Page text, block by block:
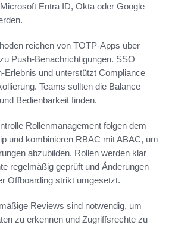
Entra ID, Okta oder Google
reichen von TOTP-Apps über
Push-Benachrichtigungen. SSO
Erlebnis und unterstützt Compliance
Teams sollten die Balance
Bedienbarkeit finden.
Rollenmanagement folgen dem
und kombinieren RBAC mit ABAC, um
abzubilden. Rollen werden klar
regelmäßig geprüft und Änderungen
Offboarding strikt umgesetzt.
Reviews sind notwendig, um
zu erkennen und Zugriffsrechte zu